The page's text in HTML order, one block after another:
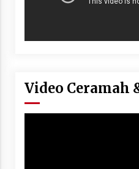
Video Ceramah